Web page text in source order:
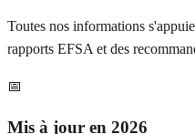
Toutes nos informations
rapports EFSA et des
📅
Mis à jour en 2026